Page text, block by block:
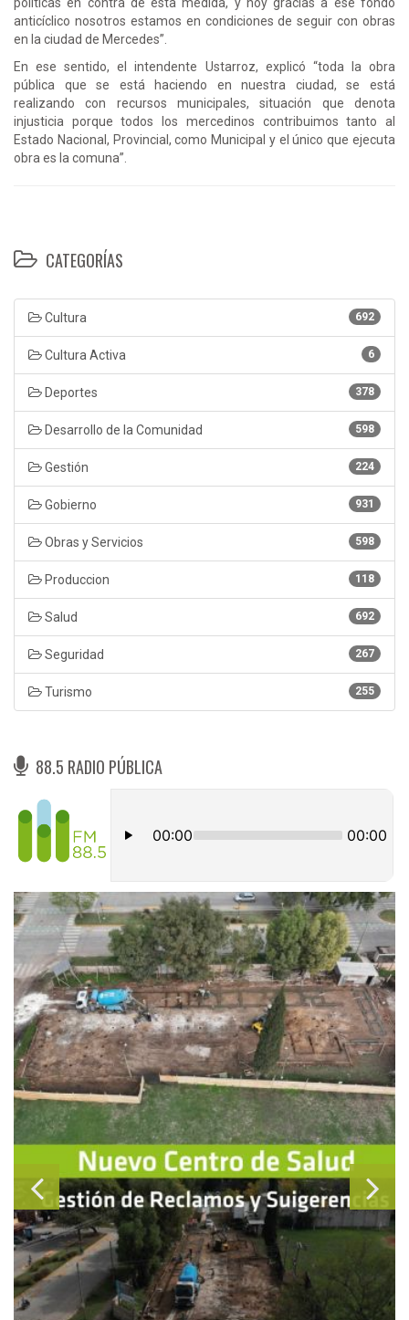
anticíclico nosotros estamos en condiciones de seguir con obras
en la ciudad de Mercedes”.
En ese sentido, el intendente Ustarroz, explicó “toda la obra
pública que se está haciendo en nuestra ciudad, se está
realizando con recursos municipales, situación que denota
injusticia porque todos los mercedinos contribuimos tanto al
Estado Nacional, Provincial, como Municipal y el único que ejecuta
obra es la comuna”.
CATEGORÍAS
692
Cultura
6
Cultura Activa
378
Deportes
598
Desarrollo de la Comunidad
224
Gestión
931
Gobierno
598
Obras y Servicios
118
Produccion
692
Salud
267
Seguridad
255
Turismo
88.5 RADIO PÚBLICA